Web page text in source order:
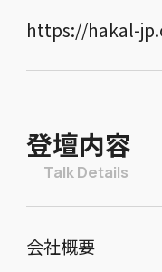
https://hakal-
登壇内容
Talk Details
会社概要